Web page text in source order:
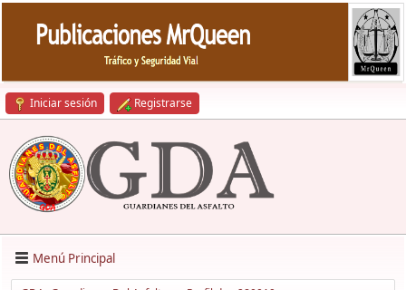
Iniciar sesión Registrarse
Menú Principal